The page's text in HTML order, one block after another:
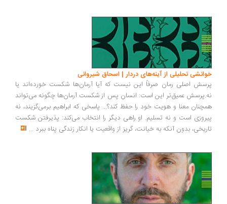
تحلیلی از آینه‌های دردار | اسحاق شیروانی
اصلی رمان صرفاً این نیست که آیا آرمان‌ها شکست خورده‌اند یا
عمیق‌تر این است: انسان پس از شکست آرمان‌ها چگونه می‌تواند
معنا و هویت خود را حفظ کند؟... پاسخی که ابراهیم برمی‌گزیند، نه
است و نه تسلیم. او راهی دیگر را انتخاب می‌کند: پذیرفتن شکست
بدون آنکه به خیانت، گریز از واقعیت یا انکار زندگی پناه ببرد...